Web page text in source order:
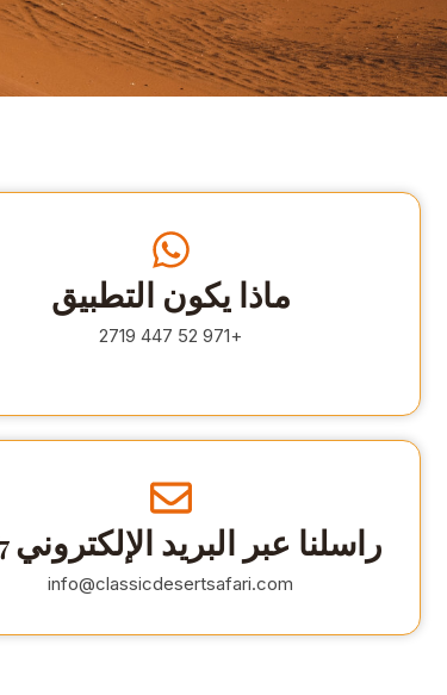
ماذا يكون التطبيق
+971 52 447 2719
راسلنا عبر البريد الإلكتروني 24/7
info@classicdesertsafari.com